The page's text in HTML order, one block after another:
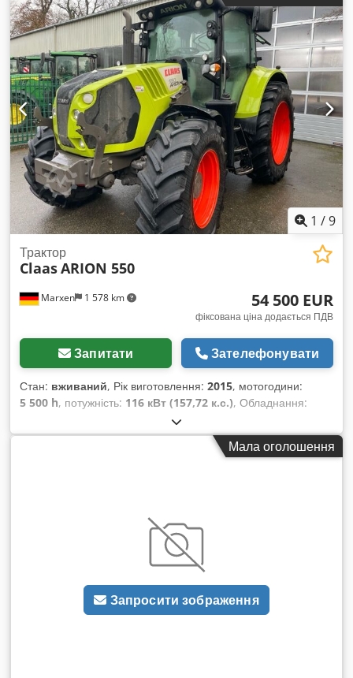
Двоконтурна пневматична гальмівна система — Шини
710/75 R42 175D, 172E Trelleborg — Інше Стандартні ключі
запалювання — Технічні дані та обслуговування Довжина: 7
593 мм Висота: 3 791–3 941 мм Колісна база: 3 600 мм
1 /9
Marxen 1 578 km
Трактор
ClaasARION 550
54 500 EUR
фіксована ціна додається ПДВ
Запитати Зателефонувати
Стан: вживаний, Рік виготовлення: 2015, мотогодини:
5 500 h, потужність: 116 кВт (157,72 к.с.), Обладнання:
гальмо зі стисненим повітрям
Мала оголошення
Запросити зображення